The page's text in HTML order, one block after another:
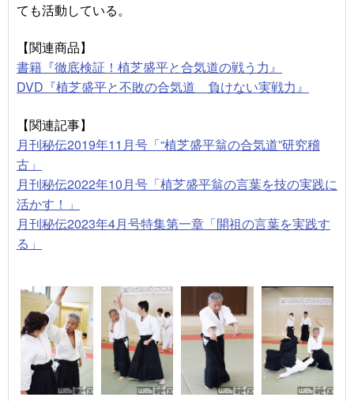
ても活動している。
【関連商品】
書籍『徹底検証！植芝盛平と合気道の戦う力』
DVD『植芝盛平と不敗の合気道 負けない実戦力』
【関連記事】
月刊秘伝2019年11月号「“植芝盛平翁の合気道”研究稽
古」
月刊秘伝2022年10月号「植芝盛平翁の言葉を技の実践に
活かす！」
月刊秘伝2023年4月号特集第一章「開祖の言葉を実践す
る」